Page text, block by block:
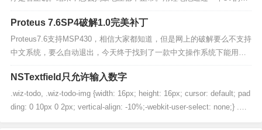
O给系统供电。供电前，测试LDO输出电压正常，3.04V，结果一接上电
路板，电压立马被拉至2V，有时甚至1.5V。从现象来看，首先怀疑的是
DEMO板存在短路现象，电流过大...
Proteus 7.6SP4破解1.0完美补丁
Proteus7.6支持MSP430，相信大家都知道，但是网上的破解要么不支持
中文系统，要么自动退出，今天终于找到了一款中文操作系统下能用的
不自动退出的破解了。这个是国内一牛人破解的，以前都是国外的牛人
破解的，所以很多只支持英文系统。Proteus7.6SP4下载地址：http://ra
pidsha...
NSTextfield只允许输入数字
.wiz-todo, .wiz-todo-img {width: 16px; height: 16px; cursor: default; pad
ding: 0 10px 0 2px; vertical-align: -10%;-webkit-user-select: none;} .wiz